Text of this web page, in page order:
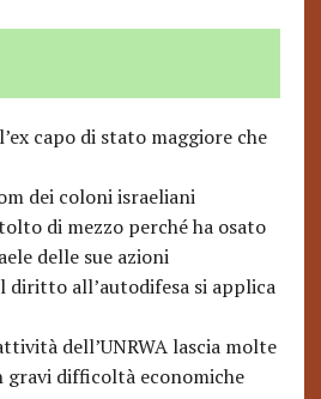
capo di stato maggiore che
dei coloni israeliani
di mezzo perché ha osato
delle sue azioni
diritto all’autodifesa si applica
dell’UNRWA lascia molte
gravi difficoltà economiche